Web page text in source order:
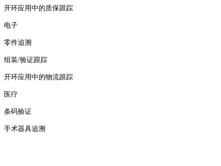
开环应用中的质保跟踪
电子
零件追溯
组装/验证跟踪
开环应用中的物流跟踪
医疗
条码验证
手术器具追溯